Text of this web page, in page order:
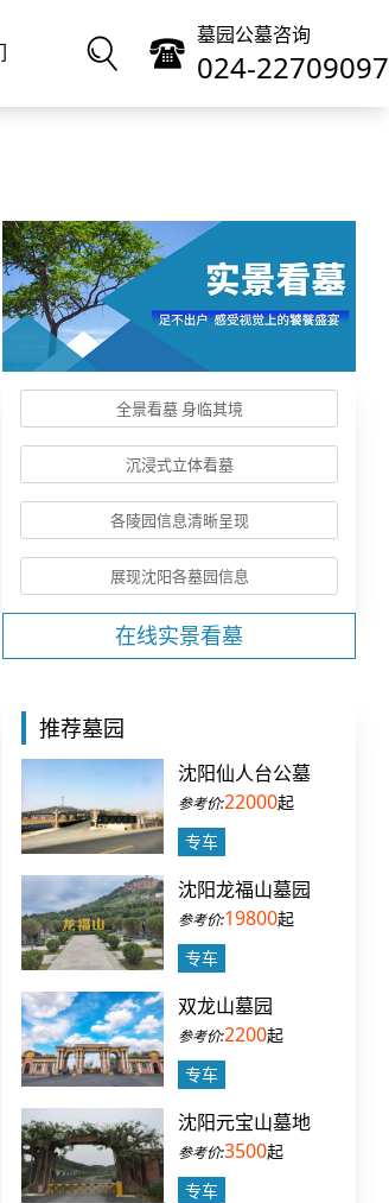
墓园公墓咨询
024-22709097
全景看墓 身临其境
沉浸式立体看墓
各陵园信息清晰呈现
展现沈阳各墓园信息
在线实景看墓
推荐墓园
沈阳仙人台公墓
22000起
专车
沈阳龙福山墓园
19800起
专车
双龙山墓园
2200起
专车
沈阳元宝山墓地
3500起
专车